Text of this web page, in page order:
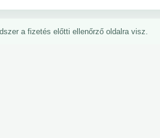
a fizetés előtti ellenőrző oldalra visz.